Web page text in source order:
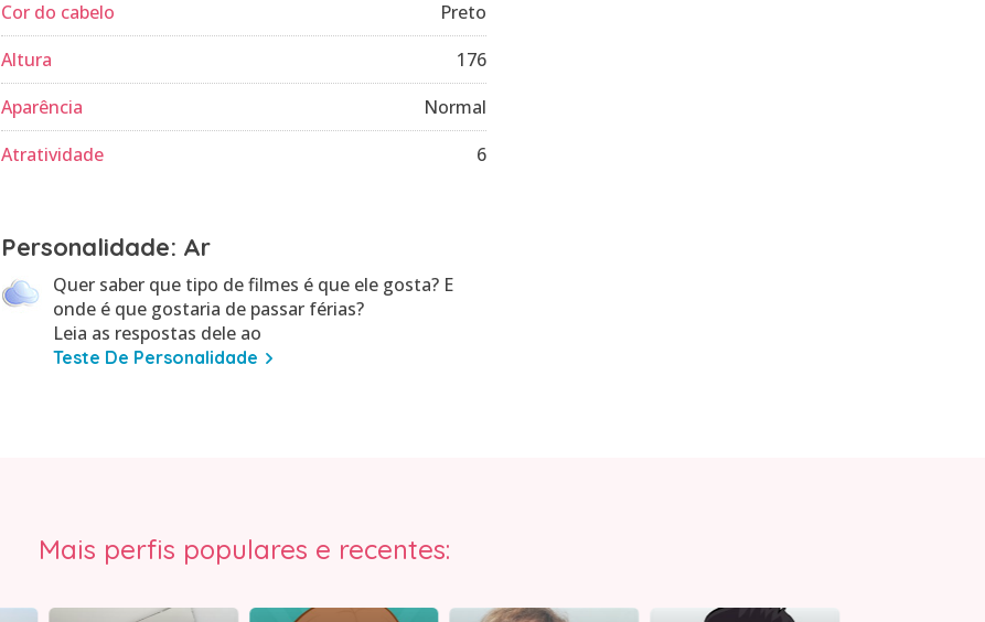
Cor do cabelo
Preto
Altura
176
Aparência
Normal
Atratividade
6
Personalidade: Ar
Quer saber que tipo de filmes é que ele gosta? E
onde é que gostaria de passar férias?
Leia as respostas dele ao
Teste De Personalidade
Mais perfis populares e recentes: